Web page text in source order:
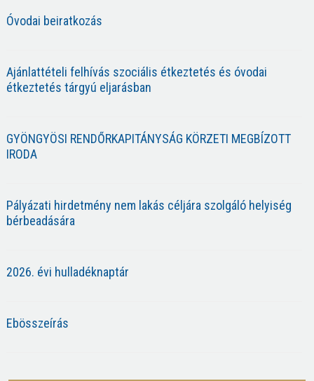
Óvodai beiratkozás
Ajánlattételi felhívás szociális étkeztetés és óvodai
étkeztetés tárgyú eljarásban
GYÖNGYÖSI RENDŐRKAPITÁNYSÁG KÖRZETI MEGBÍZOTT
IRODA
Pályázati hirdetmény nem lakás céljára szolgáló helyiség
bérbeadására
2026. évi hulladéknaptár
Ebösszeírás